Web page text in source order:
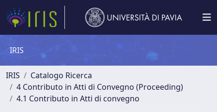
IRIS
IRIS
Catalogo Ricerca
4 Contributo in Atti di Convegno (Proceeding)
4.1 Contributo in Atti di convegno